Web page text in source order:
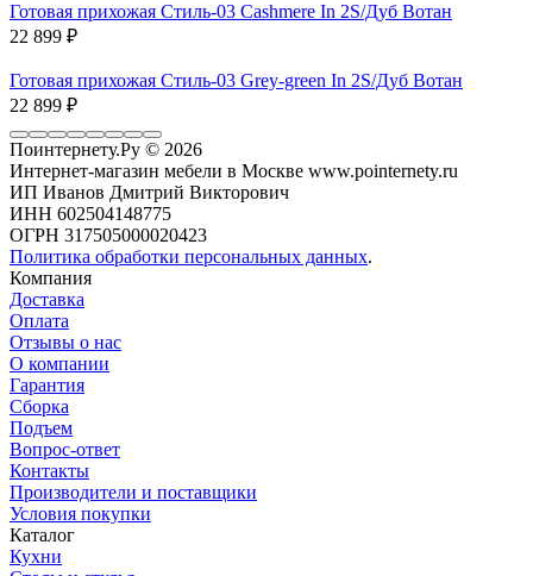
Готовая прихожая Стиль-03 Cashmere In 2S/Дуб Вотан
22 899 ₽
Готовая прихожая Стиль-03 Grey-green In 2S/Дуб Вотан
22 899 ₽
Поинтернету.Ру © 2026
Интернет-магазин мебели в Москве www.pointernety.ru
ИП Иванов Дмитрий Викторович
ИНН 602504148775
ОГРН 317505000020423
Политика обработки персональных данных.
Компания
Доставка
Оплата
Отзывы о нас
О компании
Гарантия
Сборка
Подъем
Вопрос-ответ
Контакты
Производители и поставщики
Условия покупки
Каталог
Кухни